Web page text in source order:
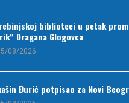
biblioteci u petak
Dragana Glogovca
08/2026
Đurić potpisao za Novi